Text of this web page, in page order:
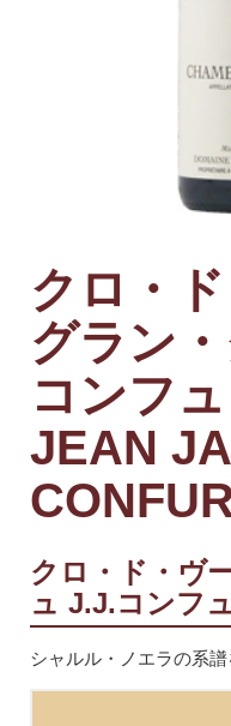
クロ・
グラン
コンフ
JEAN
クロ・ド・ヴ
ュ J.J.コンフ
シャルル・ノエラの系